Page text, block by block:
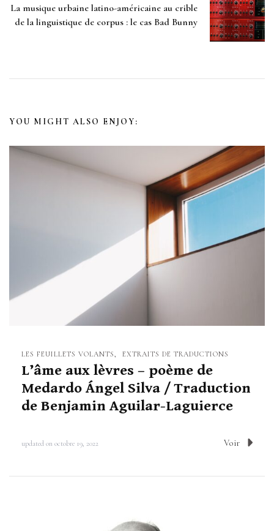
s
v
i
o
La musique urbaine latino-américaine au crible
de la linguistique de corpus : le cas Bad Bunny
YOU MIGHT ALSO ENJOY:
LES FEUILLETS VOLANTS EXTRAITS DE TRADUCTIONS
L’âme aux lèvres – poème de
Medardo Ángel Silva / Traduction
de Benjamin Aguilar-Laguierce
updated on octobre 19, 2022 Voir